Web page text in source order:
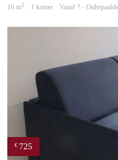
16 m2 · 1 kamer · Vanaf ? -
€ 725